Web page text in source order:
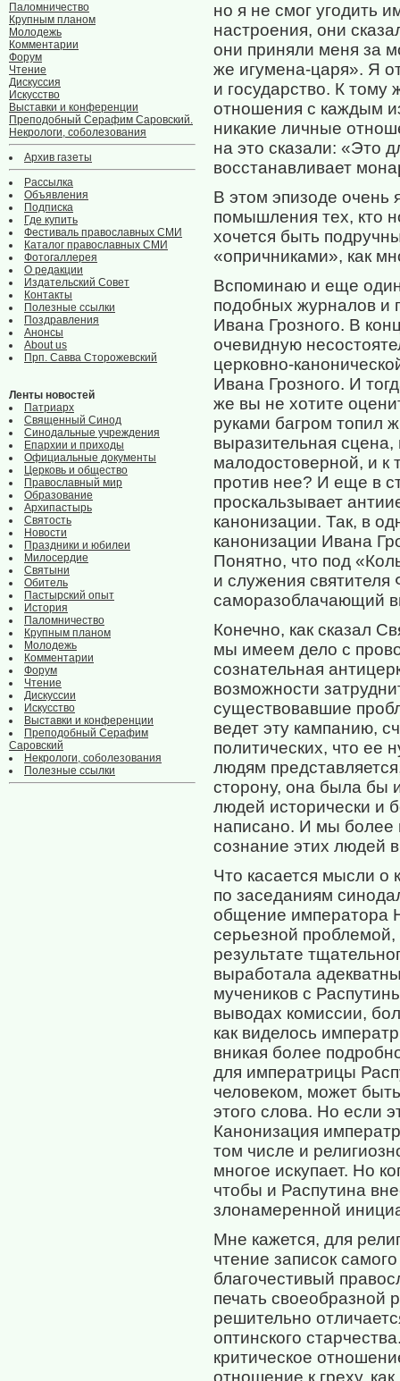
Паломничество
Крупным планом
Молодежь
Комментарии
Форум
Чтение
Дискуссия
Искусство
Выставки и конференции
Преподобный Серафим Саровский.
Некрологи, соболезования
Архив газеты
Рассылка
Объявления
Подписка
Где купить
Фестиваль православных СМИ
Каталог православных СМИ
Фотогаллерея
О редакции
Издательский Совет
Контакты
Полезные ссылки
Поздравления
Анонсы
About us
Прп. Савва Сторожевский
Ленты новостей
Патриарх
Священный Синод
Синодальные учреждения
Епархии и приходы
Официальные документы
Церковь и общество
Православный мир
Образование
Архипастырь
Святость
Новости
Праздники и юбилеи
Милосердие
Святыни
Обитель
Пастырский опыт
История
Паломничество
Крупным планом
Молодежь
Комментарии
Форум
Чтение
Дискуссии
Искусство
Выставки и конференции
Преподобный Серафим
Саровский
Некрологи, соболезования
Полезные ссылки
но я не смог угодить
настроения, они
они приняли меня за
же игумена-царя». Я
и государство. К тому
отношения с каждым
никакие личные
на это сказали: «Это
восстанавливает
В этом эпизоде
помышления тех, кто
хочется быть
«опричниками», как
Вспоминаю и еще
подобных журналов и
Ивана Грозного. В
очевидную
церковно-
Ивана Грозного. И
же вы не хотите
руками багром топил
выразительная
малодостоверной, и к
против нее? И еще в
проскальзывает
канонизации. Так, в
канонизации Ивана
Понятно, что под
и служения
саморазоблачающий
Конечно, как сказал
мы имеем дело с
сознательная
возможности
существовавшие
ведет эту кампанию,
политических, что ее
людям
сторону, она была бы
людей исторически и
написано. И мы более
сознание этих людей
Что касается мысли о
по заседаниям
общение императора
серьезной
результате
выработала
мучеников с
выводах комиссии,
как виделось
вникая более
для императрицы
человеком, может
этого слова. Но если
Канонизация
том числе и
многое искупает. Но
чтобы и Распутина
злонамеренной
Мне кажется, для
чтение записок
благочестивый
печать своеобразной
решительно
оптинского
критическое
отношение к греху,